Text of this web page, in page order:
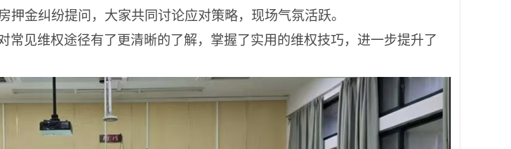
押金纠纷提问，大家共同讨论应对策略，现场气氛活跃。
常见维权途径有了更清晰的了解，掌握了实用的维权技巧，进一步提升了